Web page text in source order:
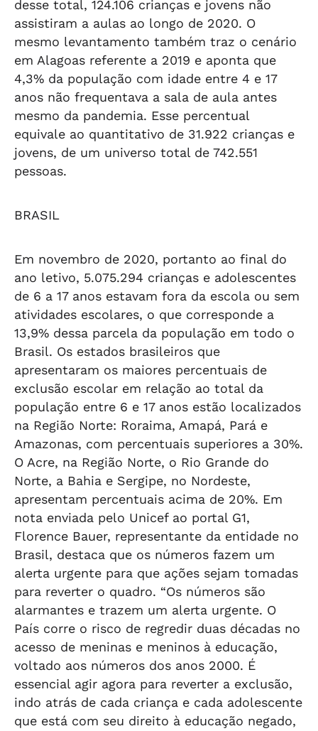
desse total, 124.106 crianças e jovens não
assistiram a aulas ao longo de 2020. O
mesmo levantamento também traz o cenário
em Alagoas referente a 2019 e aponta que
4,3% da população com idade entre 4 e 17
anos não frequentava a sala de aula antes
mesmo da pandemia. Esse percentual
equivale ao quantitativo de 31.922 crianças e
jovens, de um universo total de 742.551
pessoas.
BRASIL
Em novembro de 2020, portanto ao final do
ano letivo, 5.075.294 crianças e adolescentes
de 6 a 17 anos estavam fora da escola ou sem
atividades escolares, o que corresponde a
13,9% dessa parcela da população em todo o
Brasil. Os estados brasileiros que
apresentaram os maiores percentuais de
exclusão escolar em relação ao total da
população entre 6 e 17 anos estão localizados
na Região Norte: Roraima, Amapá, Pará e
Amazonas, com percentuais superiores a 30%.
O Acre, na Região Norte, o Rio Grande do
Norte, a Bahia e Sergipe, no Nordeste,
apresentam percentuais acima de 20%. Em
nota enviada pelo Unicef ao portal G1,
Florence Bauer, representante da entidade no
Brasil, destaca que os números fazem um
alerta urgente para que ações sejam tomadas
para reverter o quadro. “Os números são
alarmantes e trazem um alerta urgente. O
País corre o risco de regredir duas décadas no
acesso de meninas e meninos à educação,
voltado aos números dos anos 2000. É
essencial agir agora para reverter a exclusão,
indo atrás de cada criança e cada adolescente
que está com seu direito à educação negado,